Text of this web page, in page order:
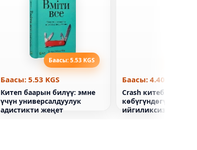
Баасы: 5.53 KGS
Баасы: 5.53 KGS
Китеп баарын билүү: эмне
үчүн универсалдуулук
адистикти жеңет
Баасы: 4.40 KGS
Crash китеби.
көбүгүндөгү менин
ийгиликсиздигим.